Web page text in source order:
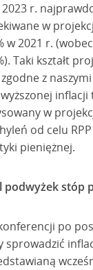
2023 r.
w
w 2021 r.
Taki kształt
z
w
od celu
pieniężnej.
podwyżek stóp
po
sprowadzić